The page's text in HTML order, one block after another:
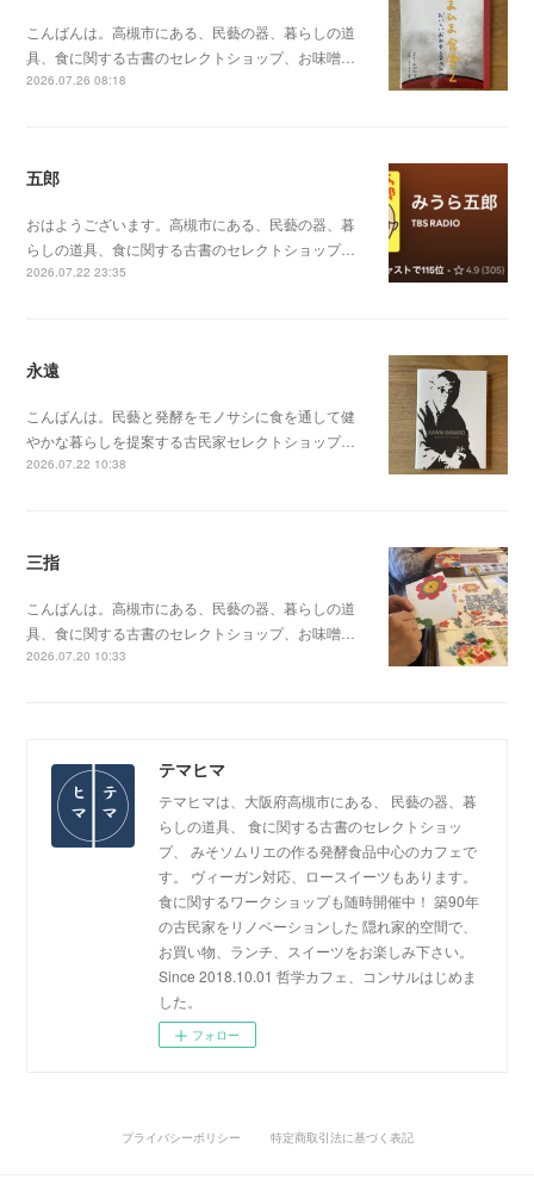
こんばんは。高槻市にある、民藝の器、暮らしの道
具、食に関する古書のセレクトショップ、お味噌…
2026.07.26 08:18
五郎
おはようございます。高槻市にある、民藝の器、暮
らしの道具、食に関する古書のセレクトショップ…
2026.07.22 23:35
永遠
こんばんは。民藝と発酵をモノサシに食を通して健
やかな暮らしを提案する古民家セレクトショップ…
2026.07.22 10:38
三指
こんばんは。高槻市にある、民藝の器、暮らしの道
具、食に関する古書のセレクトショップ、お味噌…
2026.07.20 10:33
テマヒマ
テマヒマは、大阪府高槻市にある、 民藝の器、暮
らしの道具、 食に関する古書のセレクトショッ
プ、 みそソムリエの作る発酵食品中心のカフェで
す。 ヴィーガン対応、ロースイーツもあります。
食に関するワークショップも随時開催中！ 築90年
の古民家をリノベーションした 隠れ家的空間で、
お買い物、ランチ、スイーツをお楽しみ下さい。
Since 2018.10.01 哲学カフェ、コンサルはじめま
した。
フォロー
プライバシーポリシー 特定商取引法に基づく表記